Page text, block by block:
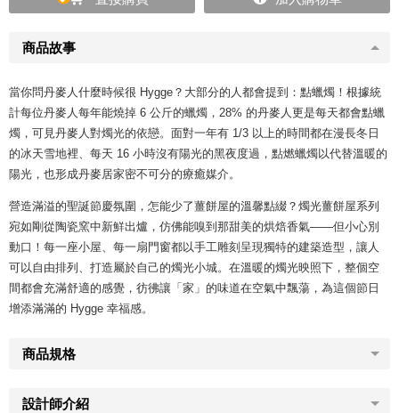
商品故事
當你問丹麥人什麼時候很 Hygge？大部分的人都會提到：點蠟燭！根據統
計每位丹麥人每年能燒掉 6 公斤的蠟燭，28% 的丹麥人更是每天都會點蠟
燭，可見丹麥人對燭光的依戀。面對一年有 1/3 以上的時間都在漫長冬日
的冰天雪地裡、每天 16 小時沒有陽光的黑夜度過，點燃蠟燭以代替溫暖的
陽光，也形成丹麥居家密不可分的療癒媒介。
營造滿溢的聖誕節慶氛圍，怎能少了薑餅屋的溫馨點綴？燭光薑餅屋系列
宛如剛從陶瓷窯中新鮮出爐，仿佛能嗅到那甜美的烘焙香氣——但小心別
動口！每一座小屋、每一扇門窗都以手工雕刻呈現獨特的建築造型，讓人
可以自由排列、打造屬於自己的燭光小城。在溫暖的燭光映照下，整個空
間都會充滿舒適的感覺，彷彿讓「家」的味道在空氣中飄蕩，為這個節日
增添滿滿的 Hygge 幸福感。
商品規格
設計師介紹